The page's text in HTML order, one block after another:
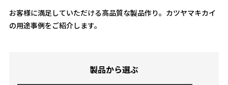
お客様に満足していただける高品質な製品作り。カツヤマキカイ
の用途事例をご紹介します。
製品から選ぶ